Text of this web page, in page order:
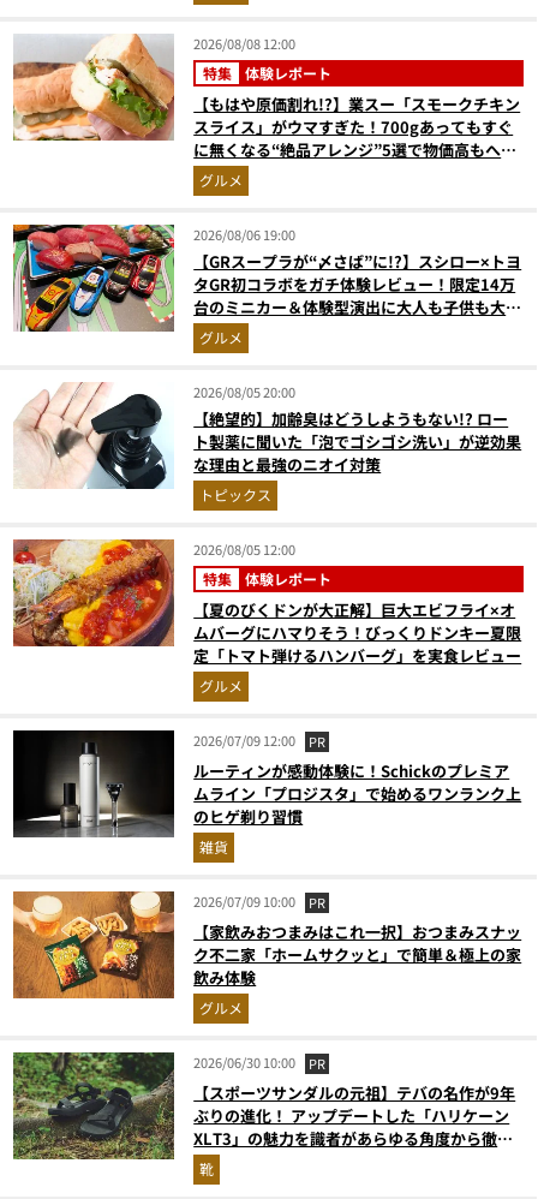
2026/08/08 12:00
特集 体験レポート
【もはや原価割れ!?】業スー「スモークチキン
スライス」がウマすぎた！700gあってもすぐ
に無くなる“絶品アレンジ”5選で物価高もへっ
ちゃら
グルメ
2026/08/06 19:00
【GRスープラが“〆さば”に!?】スシロー×トヨ
タGR初コラボをガチ体験レビュー！限定14万
台のミニカー＆体験型演出に大人も子供も大興
奮間違いなし
グルメ
2026/08/05 20:00
【絶望的】加齢臭はどうしようもない!? ロー
ト製薬に聞いた「泡でゴシゴシ洗い」が逆効果
な理由と最強のニオイ対策
トピックス
2026/08/05 12:00
特集 体験レポート
【夏のびくドンが大正解】巨大エビフライ×オ
ムバーグにハマりそう！びっくりドンキー夏限
定「トマト弾けるハンバーグ」を実食レビュー
グルメ
2026/07/09 12:00 PR
ルーティンが感動体験に！Schickのプレミア
ムライン「プロジスタ」で始めるワンランク上
のヒゲ剃り習慣
雑貨
2026/07/09 10:00 PR
【家飲みおつまみはこれ一択】おつまみスナッ
ク不二家「ホームサクッと」で簡単＆極上の家
飲み体験
グルメ
2026/06/30 10:00 PR
【スポーツサンダルの元祖】テバの名作が9年
ぶりの進化！ アップデートした「ハリケーン
XLT3」の魅力を識者があらゆる角度から徹底
解説！
靴